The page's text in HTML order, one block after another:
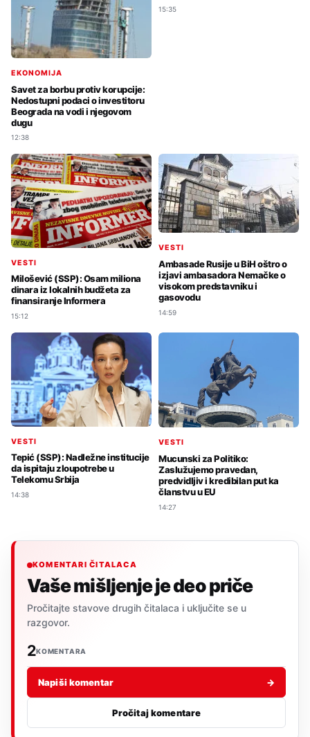
EKONOMIJA
Savet za borbu protiv korupcije:
Nedostupni podaci o investitoru
Beograda na vodi i njegovom
dugu
12:38
15:35
VESTI
Milošević (SSP): Osam miliona
dinara iz lokalnih budžeta za
finansiranje Informera
15:12
VESTI
Ambasade Rusije u BiH oštro o
izjavi ambasadora Nemačke o
visokom predstavniku i
gasovodu
14:59
VESTI
Tepić (SSP): Nadležne institucije
da ispitaju zloupotrebe u
Telekomu Srbija
14:38
VESTI
Mucunski za Politiko:
Zaslužujemo pravedan,
predvidljiv i kredibilan put ka
članstvu u EU
14:27
KOMENTARI ČITALACA
Vaše mišljenje je deo priče
Pročitajte stavove drugih čitalaca i uključite se u
razgovor.
2KOMENTARA
Napiši komentar →
Pročitaj komentare